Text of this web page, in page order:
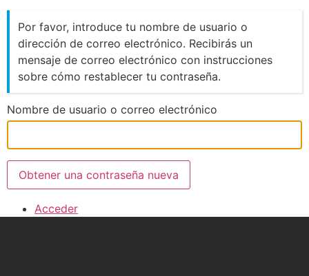
Por favor, introduce tu nombre de usuario o
dirección de correo electrónico. Recibirás un
mensaje de correo electrónico con instrucciones
sobre cómo restablecer tu contraseña.
Nombre de usuario o correo electrónico
Obtener una contraseña nueva
Acceder